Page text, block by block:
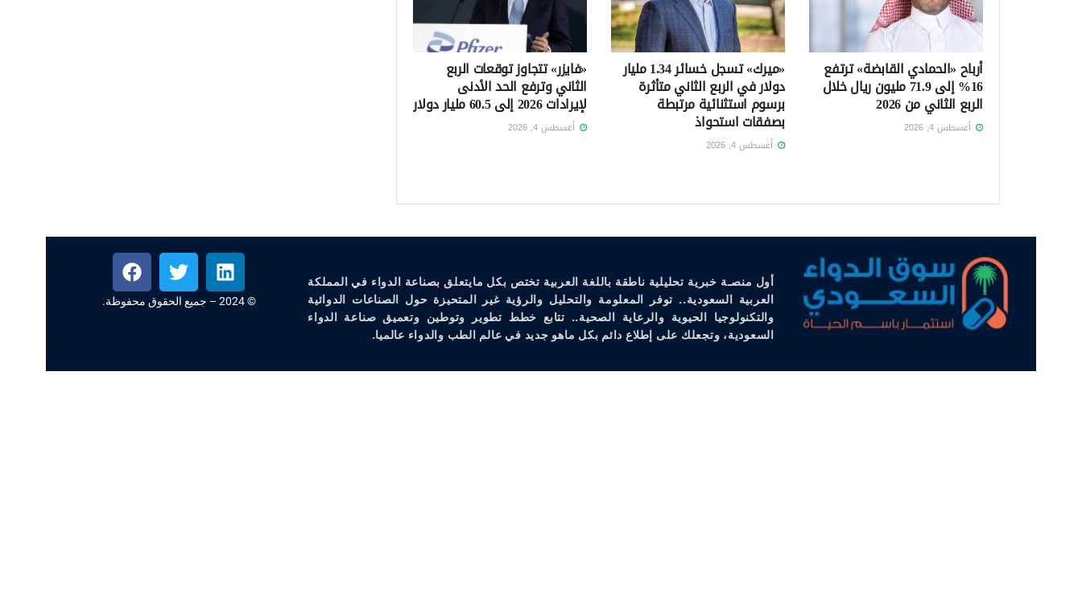
أرباح «الحمادي القابضة» ترتفع
16% إلى 71.9 مليون ريال خلال
الربع الثاني من 2026
أغسطس 4, 2026
«ميرك» تسجل خسائر 1.34 مليار
دولار في الربع الثاني متأثرة
برسوم استثنائية مرتبطة
بصفقات استحواذ
أغسطس 4, 2026
«فايزر» تتجاوز توقعات الربع
الثاني وترفع الحد الأدنى
لإيرادات 2026 إلى 60.5 مليار دولار
أغسطس 4, 2026
أول منصـة خبرية تحليلية ناطقة باللغة العربية تختص بكل مايتعلق بصناعة الدواء في المملكة
العربية السعودية.. توفر المعلومة والتحليل والرؤية غير المتحيزة حول الصناعات الدوائية
والتكنولوجيا الحيوية والرعاية الصحية.. تتابع خطط تطوير وتوطين وتعميق صناعة الدواء
السعودية، وتجعلك على إطلاع دائم بكل ماهو جديد في عالم الطب والدواء عالميا.
© 2024 – جميع الحقوق محفوظة.